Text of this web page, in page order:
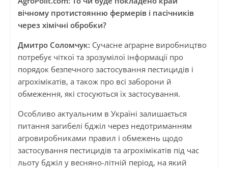
вічному протистоянню фермерів і пасічників
через хімічні обробки?
Дмитро Соломчук: Сучасне аграрне виробництво
потребує чіткої та зрозумілої інформації про
порядок безпечного застосування пестицидів і
агрохімікатів, а також про всі заборони й
обмеження, які стосуються їх застосування.
Особливо актуальним в Україні залишається
питання загибелі бджіл через недотриманням
агровиробниками правил і обмежень щодо
застосування пестицидів та агрохімікатів під час
льоту бджіл у весняно-літній період, на який